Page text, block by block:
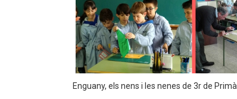
Enguany, els nens i les nenes de 3r de